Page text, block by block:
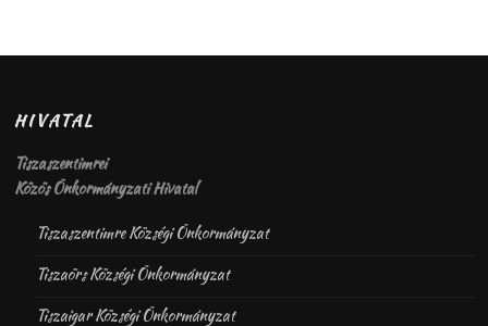
HIVATAL
Tiszaszentimrei
Közös Önkormányzati Hivatal
Tiszaszentimre Községi Önkormányzat
Tiszaörs Községi Önkormányzat
Tiszaigar Községi Önkormányzat